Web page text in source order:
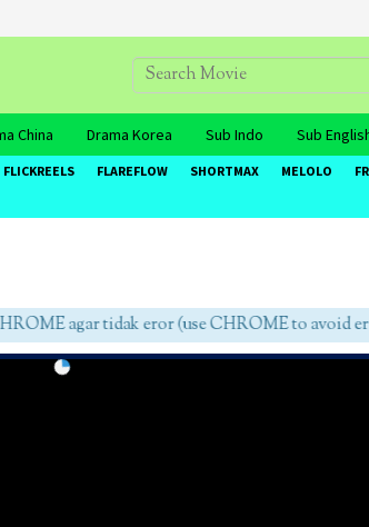
China Drama Korea Sub Indo Sub
FLICKREELS FLAREFLOW SHORTMAX MELOLO
agar tidak eror (use CHROME to avoid